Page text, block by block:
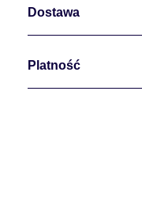
Dostawa
Platność